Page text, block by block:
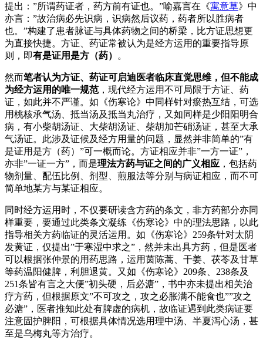
提出：”所谓药证者，药方前有证也。”喻嘉言在《寓意草》中
亦言：”故治病必先识病，识病然后议药，药者所以胜病者
也。”构建了患者脉证与具体药物之间的桥梁，比方证思想更
为直接快捷。方证、药证常被认为是经方运用的重要指导原
则，即有是证用是方（药） 。
然而笔者认为方证、药证可启迪医者临床直觉思维，但不能成
为经方运用的唯一规范，现代经方运用不可局限于方证、药
证，如此并不严谨。如《伤寒论》中同样针对瘀热互结，可选
用桃核承气汤、抵当汤及抵当丸治疗，又如同样是少阳阳明合
病，有小柴胡汤证、大柴胡汤证、柴胡加芒硝汤证，甚至大承
气汤证。此涉及证候及经方用量的问题，显然并非简单的”有
是证用是方（药）”可一概而论。方证相应并非”一方一证”，
亦非”一证一方”，而是理法方药与证之间的广义相应 ，包括药
物剂量、配伍比例、剂型、煎服法等分别与病证相应，而不可
简单地某方与某证相应。
同时经方运用时，不仅要研读含方药的条文，非方药部分亦同
样重要，要通过此类条文凝练《伤寒论》中的理法思路，以此
指导相关方药临证的灵活运用。如《伤寒论》259条针对太阴
发黄证，仅提出”于寒湿中求之”，然并未出具方药，但是医者
可以根据张仲景的用药思路，运用茵陈蒿、干姜、茯苓及甘草
等药温阳健脾，利胆退黄。又如《伤寒论》209条、238条及
251条皆有言之大便”初头硬，后必溏”，书中亦未提出相关治
疗方药，但根据原文”不可攻之，攻之必胀满不能食也””攻之
必溏”，医者推知此处有脾虚的病机，故临证遇到此类病证要
注意固护脾阳，可根据具体情况选用理中汤、半夏泻心汤，甚
至是乌梅丸等方治疗。